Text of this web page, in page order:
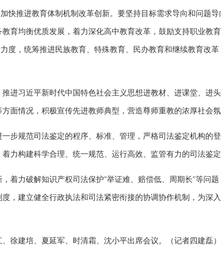
推进教育体制机制改革创新。要坚持目标需求导向和问题导
育均衡优质发展，着力深化高中教育改革，鼓励支持职业教
度，统筹推进民族教育、特殊教育、民办教育和继续教育改
习近平新时代中国特色社会主义思想进教材、进课堂、进
面情况，积极宣传先进教师典型，营造尊师重教的浓厚社会氛
规范司法鉴定的程序、标准、管理，严格司法鉴定机构的
力构建科学合理、统一规范、运行高效、监管有力的司法鉴定
力破解知识产权司法保护“举证难、赔偿低、周期长”等问题
，建立健全行政执法和司法紧密衔接的协调协作机制，为深
建培、夏延军、时清霜、沈小平出席会议。（记者四建磊）